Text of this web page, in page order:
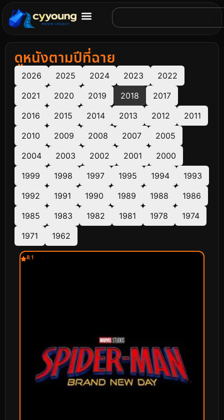
ดูหนังตามปีที่ฉาย
2026 2025 2024 2023
2022
2021
2020 2019 2018
2017
2016
2015 2014 2013 2012
2011
2010
2009 2008 2007
2005
2004
2003 2002 2001
2000
1999
1998 1997 1995 1994
1993
1992
1991 1990 1989 1988
1986
1985
1983 1982 1981 1978
1974
1971
1962
8.1